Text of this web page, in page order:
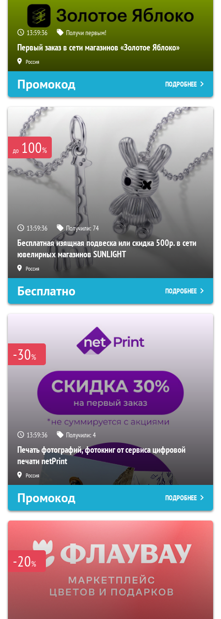
13:59:35 Получи первым!
Первый заказ в сети магазинов «Золотое Яблоко»
Россия
Промокод ПОДРОБНЕЕ
до 100%
13:59:35 Получили:74
Бесплатная изящная подвеска или скидка 500р. в сети
ювелирных магазинов SUNLIGHT
Россия
Бесплатно ПОДРОБНЕЕ
-30%
13:59:35 Получили:4
Печать фотографий, фотокниг от сервиса цифровой
печати netPrint
Россия
Промокод ПОДРОБНЕЕ
-20%